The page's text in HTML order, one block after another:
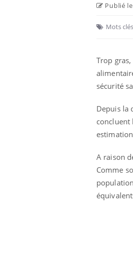
Publié
Mots
Trop
sécurité
Depuis la
concluent
A raison
Comme
Carence en fer :
Fatigue, irritabilité,
même alopécie… Les
carence en fer sont